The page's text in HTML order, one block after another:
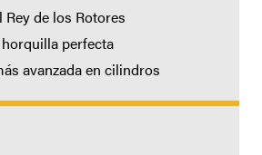
de los Rotores
perfecta
avanzada en cilindros